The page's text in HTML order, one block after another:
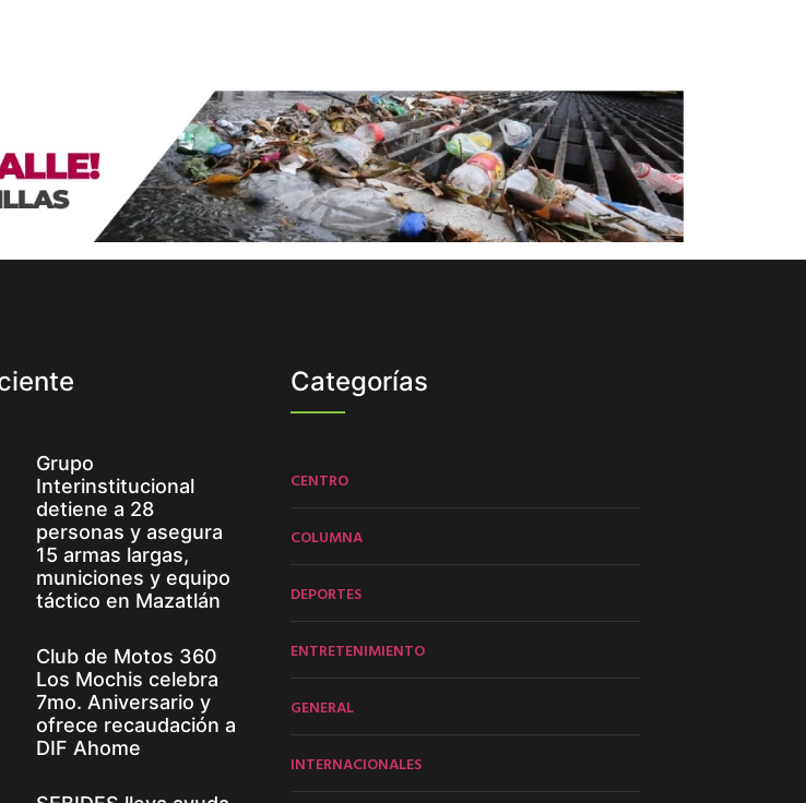
Grupo
Interinstitucional
detiene a 28
personas y asegura
15 armas largas,
municiones y equipo
táctico en Mazatlán
Club de Motos 360
Los Mochis celebra
7mo. Aniversario y
ofrece recaudación a
DIF Ahome
Categorías
CENTRO
COLUMNA
DEPORTES
ENTRETENIMIENTO
GENERAL
INTERNACIONALES